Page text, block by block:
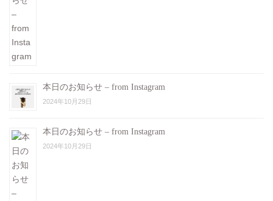
本日のお知らせ – from Instagram
2024年10月29日
本日のお知らせ – from Instagram
2024年10月29日